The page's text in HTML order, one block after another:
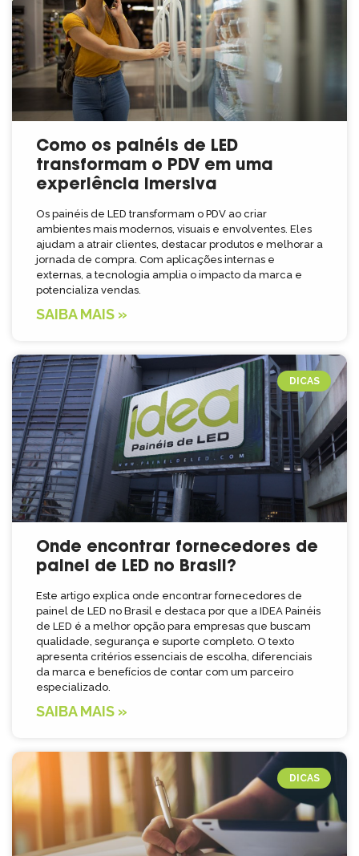
Como os painéis de LED
transformam o PDV em uma
experiência imersiva
Os painéis de LED transformam o PDV ao criar
ambientes mais modernos, visuais e envolventes. Eles
ajudam a atrair clientes, destacar produtos e melhorar a
jornada de compra. Com aplicações internas e
externas, a tecnologia amplia o impacto da marca e
potencializa vendas.
SAIBA MAIS »
DICAS
Onde encontrar fornecedores de
painel de LED no Brasil?
Este artigo explica onde encontrar fornecedores de
painel de LED no Brasil e destaca por que a IDEA Painéis
de LED é a melhor opção para empresas que buscam
qualidade, segurança e suporte completo. O texto
apresenta critérios essenciais de escolha, diferenciais
da marca e benefícios de contar com um parceiro
especializado.
SAIBA MAIS »
DICAS